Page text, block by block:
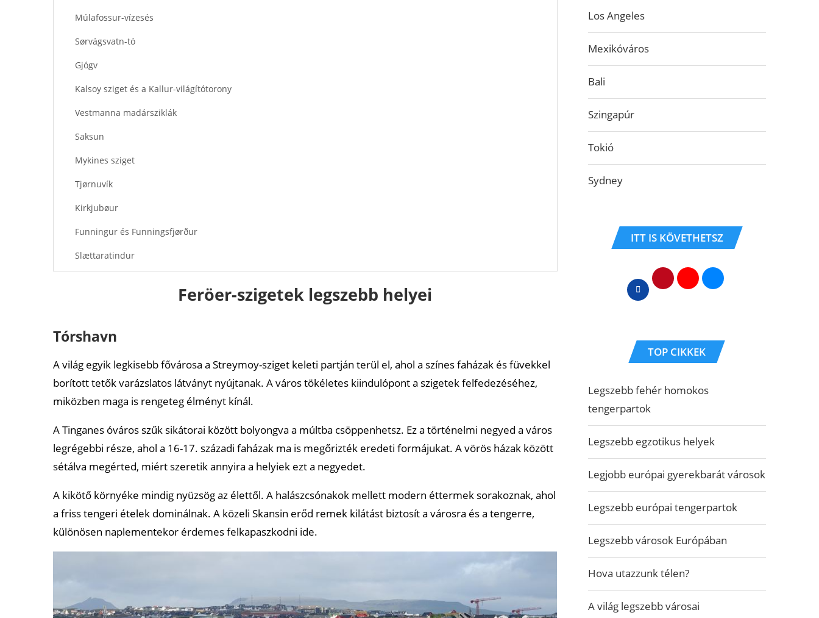
Múlafossur-vízesés
Sørvágsvatn-tó
Gjógv
Kalsoy sziget és a Kallur-világítótorony
Vestmanna madársziklák
Saksun
Mykines sziget
Tjørnuvík
Kirkjubøur
Funningur és Funningsfjørður
Slættaratindur
Feröer-szigetek legszebb helyei
Tórshavn
A világ egyik legkisebb fővárosa a Streymoy-sziget keleti partján terül el, ahol a színes faházak és füvekkel
borított tetők varázslatos látványt nyújtanak. A város tökéletes kiindulópont a szigetek felfedezéséhez,
miközben maga is rengeteg élményt kínál.
A Tinganes óváros szűk sikátorai között bolyongva a múltba csöppenhetsz. Ez a történelmi negyed a város
legrégebbi része, ahol a 16-17. századi faházak ma is megőrizték eredeti formájukat. A vörös házak között
sétálva megérted, miért szeretik annyira a helyiek ezt a negyedet.
A kikötő környéke mindig nyüzsög az élettől. A halászcsónakok mellett modern éttermek sorakoznak, ahol
a friss tengeri ételek dominálnak. A közeli Skansin erőd remek kilátást biztosít a városra és a tengerre,
különösen naplementekor érdemes felkapaszkodni ide.
Los Angeles
Mexikóváros
Bali
Szingapúr
Tokió
Sydney
ITT IS KÖVETHETSZ
TOP CIKKEK
Legszebb fehér homokos
tengerpartok
Legszebb egzotikus helyek
Legjobb európai gyerekbarát városok
Legszebb európai tengerpartok
Legszebb városok Európában
Hova utazzunk télen?
A világ legszebb városai